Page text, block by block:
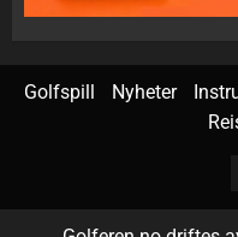
Golfspill Nyheter